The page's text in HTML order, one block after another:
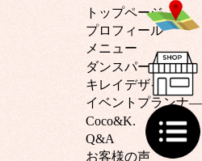
トップページ
プロフィール
メニュー
ダンスパーソナル
キレイデザイン
イベントプランナ―
Coco&K.
Q&A
お客様の声